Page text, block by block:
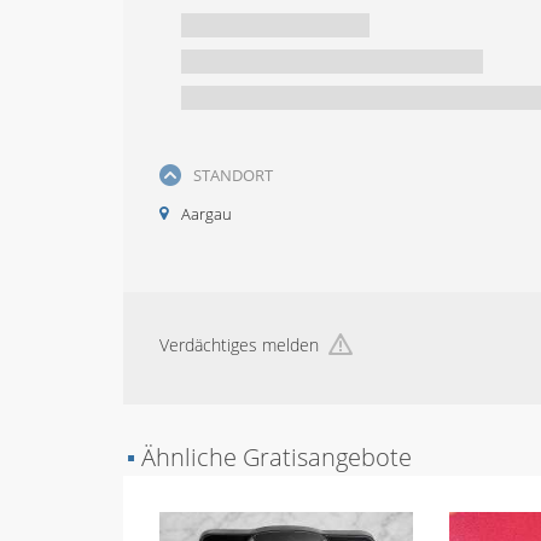
STANDORT
Aargau
Verdächtiges melden
▪ Ähnliche Gratisangebote